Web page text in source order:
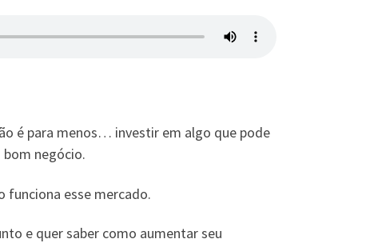
é para menos… investir em algo que pode
negócio.
funciona esse mercado.
e quer saber como aumentar seu